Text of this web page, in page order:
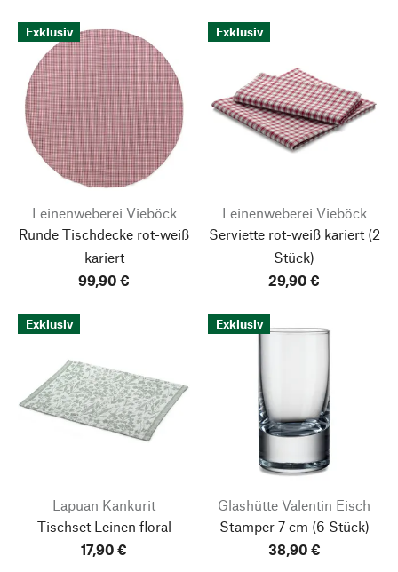
Exklusiv
Leinenweberei Vieböck
Runde Tischdecke rot-weiß
kariert
99,90 €
Exklusiv
Leinenweberei Vieböck
Serviette rot-weiß kariert(2
Stück)
29,90 €
Exklusiv
Lapuan Kankurit
Tischset Leinen floral
17,90 €
Exklusiv
Glashütte Valentin Eisch
Stamper 7 cm (6 Stück)
38,90 €